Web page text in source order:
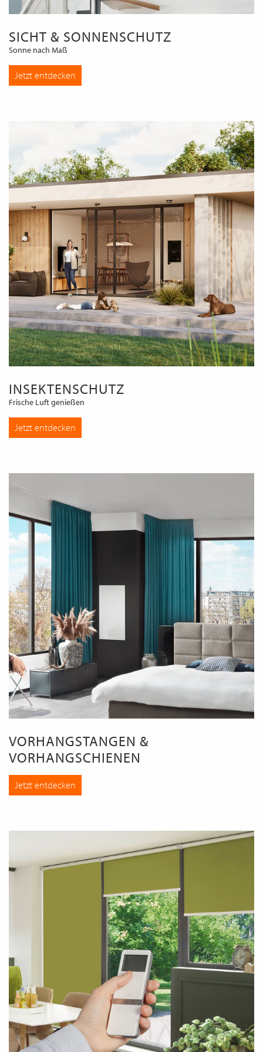
SICHT & SONNENSCHUTZ
Sonne nach Maß
Jetzt entdecken
INSEKTENSCHUTZ
Frische Luft genießen
Jetzt entdecken
VORHANGSTANGEN &
VORHANGSCHIENEN
Jetzt entdecken